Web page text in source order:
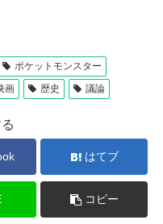
ポケットモンスター
画 歴史 議論
はてブ
コピー